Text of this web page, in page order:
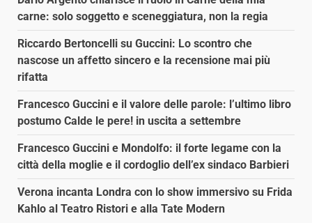
carne: solo soggetto e sceneggiatura, non la regia
Riccardo Bertoncelli su Guccini: Lo scontro che
nascose un affetto sincero e la recensione mai più
rifatta
Francesco Guccini e il valore delle parole: l’ultimo libro
postumo Calde le pere! in uscita a settembre
Francesco Guccini e Mondolfo: il forte legame con la
città della moglie e il cordoglio dell’ex sindaco Barbieri
Verona incanta Londra con lo show immersivo su Frida
Kahlo al Teatro Ristori e alla Tate Modern